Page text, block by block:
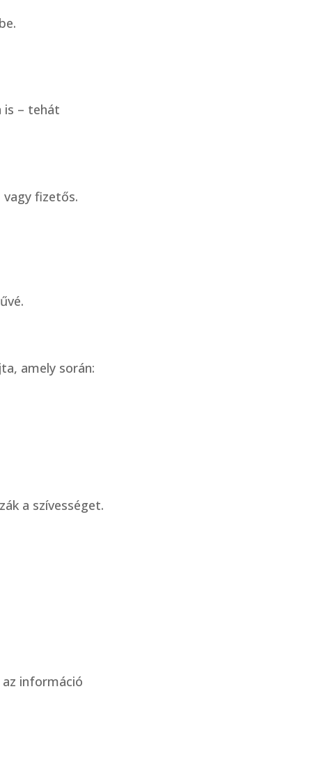
is – tehát
fizetős.
amely során:
a szívességet.
az információ